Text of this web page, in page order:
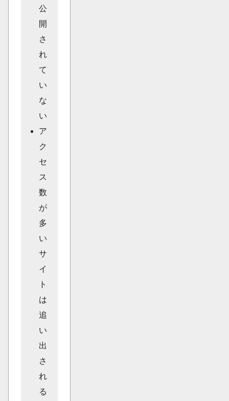
公
開
さ
れ
て
い
な
い
ア
ク
セ
ス
数
が
多
い
サ
イ
ト
は
追
い
出
さ
れ
る